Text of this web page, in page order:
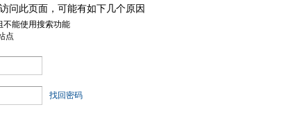
问此页面，可能有如下几个原因
不能使用搜索功能
点
找回密码